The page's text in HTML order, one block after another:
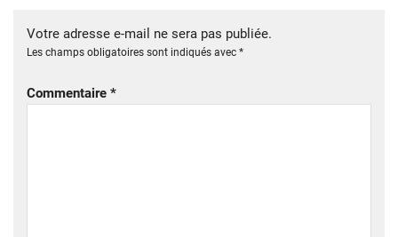
Votre adresse e-mail ne sera pas publiée.
Les champs obligatoires sont indiqués avec *
Commentaire *